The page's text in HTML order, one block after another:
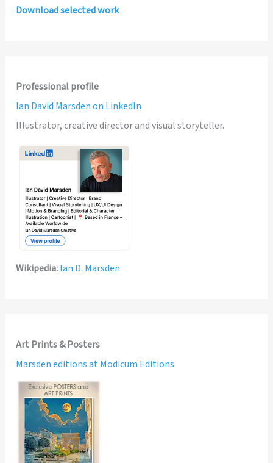
Download selected work
Professional profile
Ian David Marsden on LinkedIn
Illustrator, creative director and visual storyteller.
Wikipedia:Ian D. Marsden
Art Prints & Posters
Marsden editions at Modicum Editions